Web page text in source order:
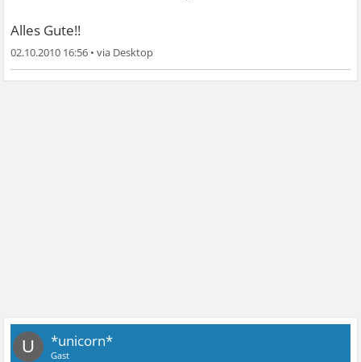
Alles Gute!!
02.10.2010 16:56 •
U *unicorn*
Gast